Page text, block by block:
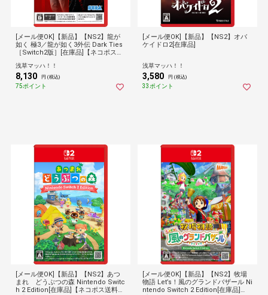
[メール便OK]【新品】【NS2】龍が
如く 極3／龍が如く3外伝 Dark Ties
［Switch2版］[在庫品]【ネコポス送
浅草マッハ！！
8,130 円 (税込)
75ポイント
[メール便OK]【新品】【NS2】オバ
ケイドロ2[在庫品]
浅草マッハ！！
3,580 円 (税込)
33ポイント
[メール便OK]【新品】【NS2】あつ
まれ どうぶつの森 Nintendo Switc
h 2 Edition[在庫品]【ネコポス送料無
[メール便OK]【新品】【NS2】牧場
物語 Let’s！風のグランドバザール Ni
ntendo Switch 2 Edition[在庫品]